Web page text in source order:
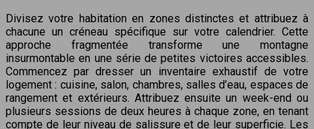
Divisez votre habitation en zones distinctes et attribuez à
chacune un créneau spécifique sur votre calendrier. Cette
approche fragmentée transforme une montagne
insurmontable en une série de petites victoires accessibles.
Commencez par dresser un inventaire exhaustif de votre
logement : cuisine, salon, chambres, salles d’eau, espaces de
rangement et extérieurs. Attribuez ensuite un week-end ou
plusieurs sessions de deux heures à chaque zone, en tenant
compte de leur niveau de salissure et de leur superficie. Les